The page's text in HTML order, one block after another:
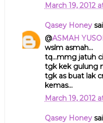
March 19, 2012
Qasey Honey
@ASMAH
wslm asmah...
tq...mmg jatuh
tgk kek gulung
tgk as buat lak
kemas...
March 19, 2012
Qasey Honey